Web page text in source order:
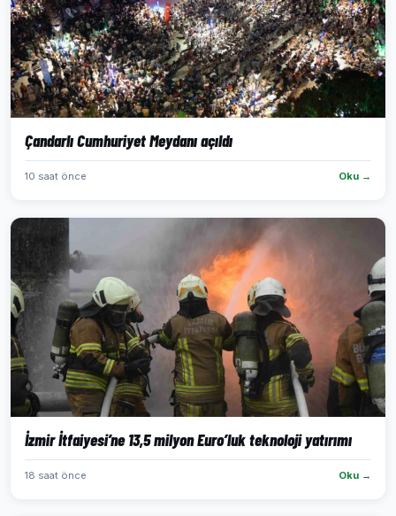
Çandarlı Cumhuriyet Meydanı açıldı
10 saat önce Oku →
İzmir İtfaiyesi’ne 13,5 milyon Euro’luk teknoloji yatırımı
18 saat önce Oku →